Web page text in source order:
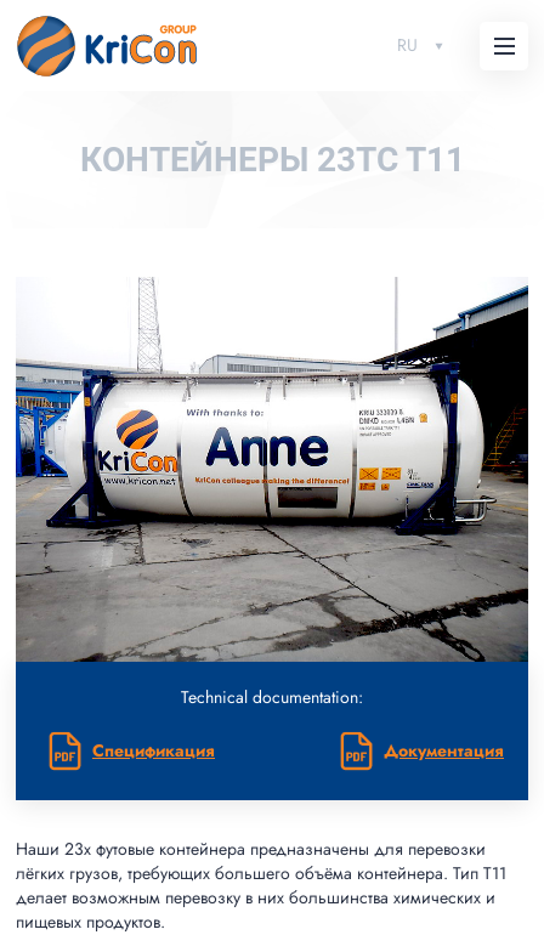
RU
КОНТЕЙНЕРЫ 23TC T11
Technical documentation:
Спецификация Документация
Наши 23х футовые контейнера предназначены для перевозки
лёгких грузов, требующих большего объёма контейнера. Тип Т11
делает возможным перевозку в них большинства химических и
пищевых продуктов.